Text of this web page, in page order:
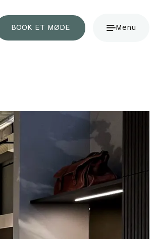
BOOK ET MØDE Menu